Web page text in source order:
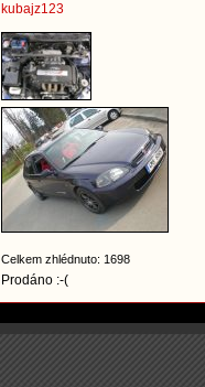
kubajz123
Celkem zhlédnuto: 1698
Prodáno :-(